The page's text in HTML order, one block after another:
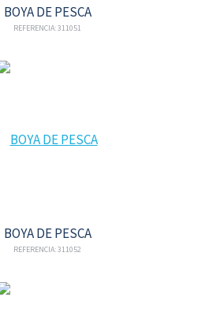
BOYA DE PESCA
REFERENCIA: 311051
BOYA DE PESCA
REFERENCIA: 311052